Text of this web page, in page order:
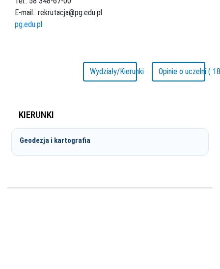
E-mail.: rekrutacja@pg.edu.pl
pg.edu.pl
Wydziały/Kierunki Opinie o uczelni (
KIERUNKI
Geodezja i kartografia